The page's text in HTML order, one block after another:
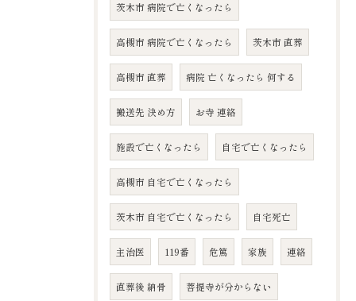
茨木市 病院で亡くなったら
高槻市 病院で亡くなったら 茨木市 直葬
高槻市 直葬 病院 亡くなったら 何する
搬送先 決め方 お寺 連絡
施設で亡くなったら 自宅で亡くなったら
高槻市 自宅で亡くなったら
茨木市 自宅で亡くなったら 自宅死亡
主治医 119番 危篤 家族 連絡
直葬後 納骨 菩提寺が分からない